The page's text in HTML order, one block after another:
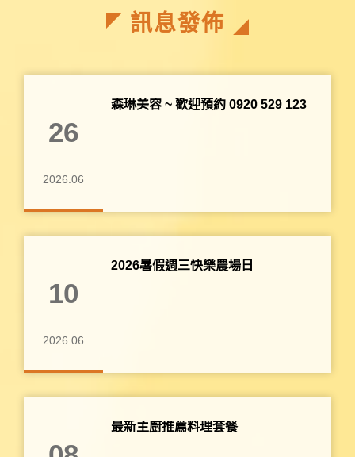
訊息發佈
26
2026.06
森琳美容 ~ 歡迎預約 0920 529 123
10
2026.06
2026暑假週三快樂農場日
最新主廚推薦料理套餐